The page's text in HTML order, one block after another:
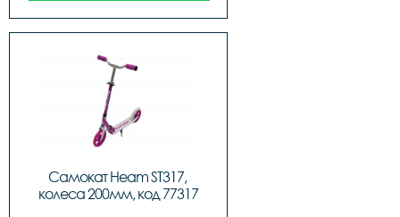
Самокат Heam ST317,
колеса 200мм, код 77317